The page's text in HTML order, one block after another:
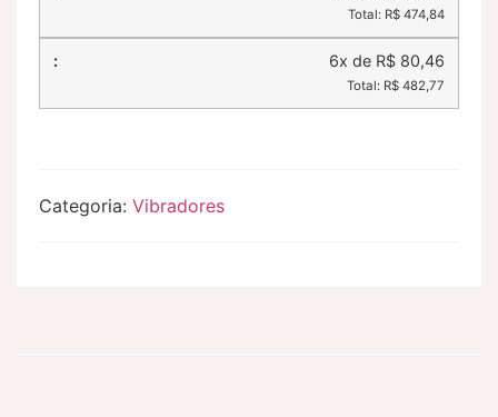
Total: R$ 474,84
6x de R$ 80,46
Total: R$ 482,77
Categoria: Vibradores